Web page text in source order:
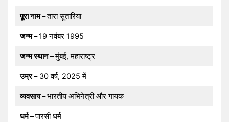
पूरा नाम –तारा सुतारिया
जन्म –19 नवंबर 1995
जन्म स्थान –मुंबई, महाराष्ट्र
उम्र –30 वर्ष, 2025 में
व्यवसाय –भारतीय अभिनेत्री और गायक
धर्म –पारसी धर्म